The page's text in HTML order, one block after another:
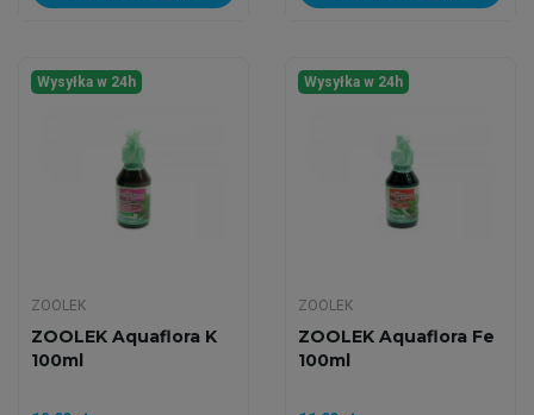
Wysyłka w 24h
ZOOLEK
ZOOLEK Aquaflora K
100ml
Wysyłka w 24h
ZOOLEK
ZOOLEK Aquaflora Fe
100ml